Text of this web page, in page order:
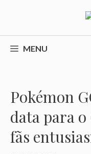
o
conteúdoMENU
Pokémon
data para
fãs